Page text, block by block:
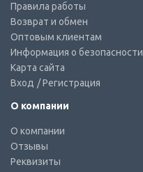
Правила работы
Возврат и обмен
Оптовым клиентам
Информация о безопасности
Карта сайта
Вход / Регистрация
О компании
О компании
Отзывы
Реквизиты